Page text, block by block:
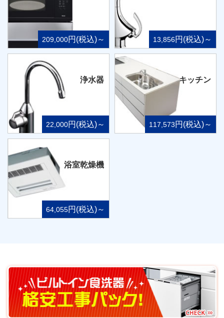
209,000円(税込)～ 13,856円(税込)～
浄水器
22,000円(税込)～
キッチン
117,573円(税込)～
浴室乾燥機
64,055円(税込)～